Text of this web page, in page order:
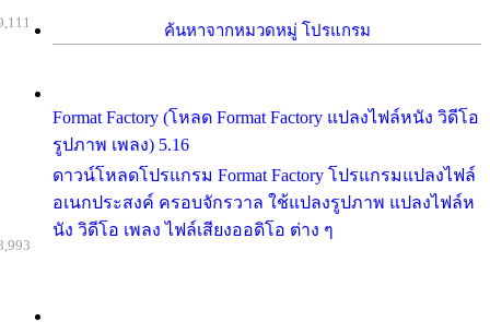
ค้นหาจากหมวดหมู่ โปรแกรม
Format Factory (โหลด Format Factory แปลงไฟล์หนัง วิดีโอ
รูปภาพ เพลง) 5.16
ดาวน์โหลดโปรแกรม Format Factory โปรแกรมแปลงไฟล์
อเนกประสงค์ ครอบจักรวาล ใช้แปลงรูปภาพ แปลงไฟล์ห
นัง วิดีโอ เพลง ไฟล์เสียงออดิโอ ต่าง ๆ